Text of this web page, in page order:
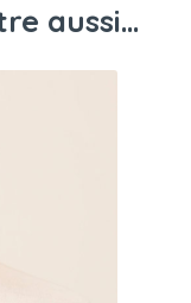
aussi…